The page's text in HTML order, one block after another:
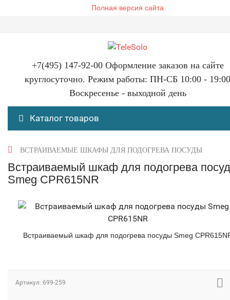
Полная версия сайта
+7(495) 147-92-00 Оформление заказов на сайте
круглосуточно. Режим работы: ПН-СБ 10:00 - 19:00
Воскресенье - выходной день
Каталог товаров
ВСТРАИВАЕМЫЕ ШКАФЫ ДЛЯ ПОДОГРЕВА ПОСУДЫ
Встраиваемый шкаф для подогрева
Smeg CPR615NR
Встраиваемый шкаф для подогрева посуды Smeg
Артикул: 699-259